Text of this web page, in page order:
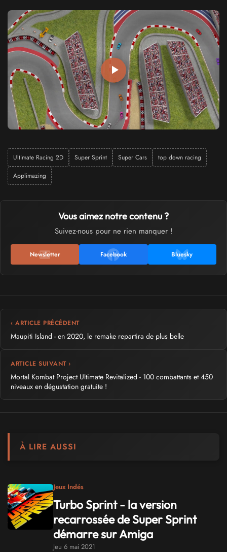
Ultimate Racing 2D Super Sprint Super Cars
top down racing
Applimazing
Vous aimez notre contenu ?
Suivez-nous pour ne rien manquer !
Newsletter Facebook Bluesky
‹ ARTICLE PRÉCÉDENT
Maupiti Island - en 2020, le remake repartira de plus belle
ARTICLE SUIVANT ›
Mortal Kombat Project Ultimate Revitalized - 100 combattants et 450
niveaux en dégustation gratuite !
À LIRE AUSSI
Jeux Indés
Turbo Sprint - la version
recarrossée de Super Sprint
démarre sur Amiga
Jeu 6 mai 2021